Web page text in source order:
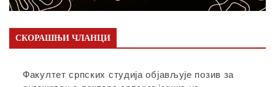
СКОРАШЊИ ЧЛАНЦИ
Факултет српских студија објављује позив за